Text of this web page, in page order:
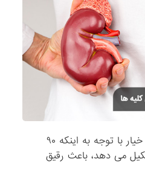
مصرف همزمان هندوانه و خیار با توجه به اینکه ۹۰
می دهد، باعث رقیق